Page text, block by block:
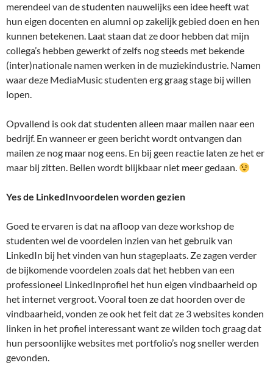
merendeel van de studenten nauwelijks een idee heeft wat
hun eigen docenten en alumni op zakelijk gebied doen en hen
kunnen betekenen. Laat staan dat ze door hebben dat mijn
collega’s hebben gewerkt of zelfs nog steeds met bekende
(inter)nationale namen werken in de muziekindustrie. Namen
waar deze MediaMusic studenten erg graag stage bij willen
lopen.
Opvallend is ook dat studenten alleen maar mailen naar een
bedrijf. En wanneer er geen bericht wordt ontvangen dan
mailen ze nog maar nog eens. En bij geen reactie laten ze het er
maar bij zitten. Bellen wordt blijkbaar niet meer gedaan.
Yes de LinkedInvoordelen worden gezien
Goed te ervaren is dat na afloop van deze workshop de
studenten wel de voordelen inzien van het gebruik van
LinkedIn bij het vinden van hun stageplaats. Ze zagen verder
de bijkomende voordelen zoals dat het hebben van een
professioneel LinkedInprofiel het hun eigen vindbaarheid op
het internet vergroot. Vooral toen ze dat hoorden over de
vindbaarheid, vonden ze ook het feit dat ze 3 websites konden
linken in het profiel interessant want ze wilden toch graag dat
hun persoonlijke websites met portfolio’s nog sneller werden
gevonden.